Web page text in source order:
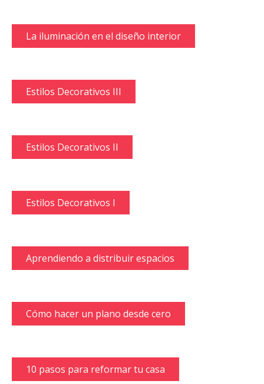
La iluminación en el diseño interior
Estilos Decorativos III
Estilos Decorativos II
Estilos Decorativos I
Aprendiendo a distribuir espacios
Cómo hacer un plano desde cero
10 pasos para reformar tu casa